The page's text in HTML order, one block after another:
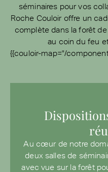
séminaires pour vos
Roche Couloir offre un
complète dans la forêt
au coin du feu
{{couloir-map="/
Au cœur de notre
deux salles de
avec vue sur la forêt